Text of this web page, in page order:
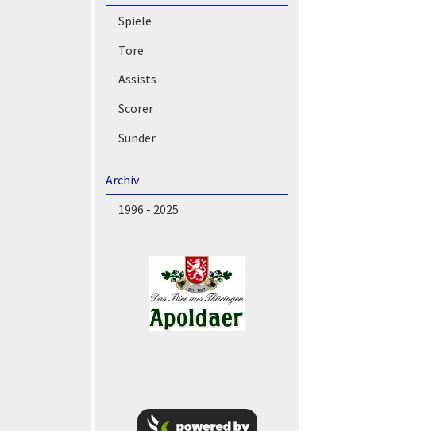
Spiele
Tore
Assists
Scorer
Sünder
Archiv
1996 - 2025